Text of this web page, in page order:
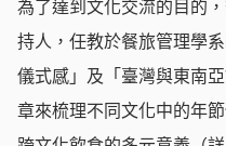
為了達到文化交流的目的
持人，任教於餐旅管理學
儀式感」及「臺灣與東南
章來梳理不同文化中的年